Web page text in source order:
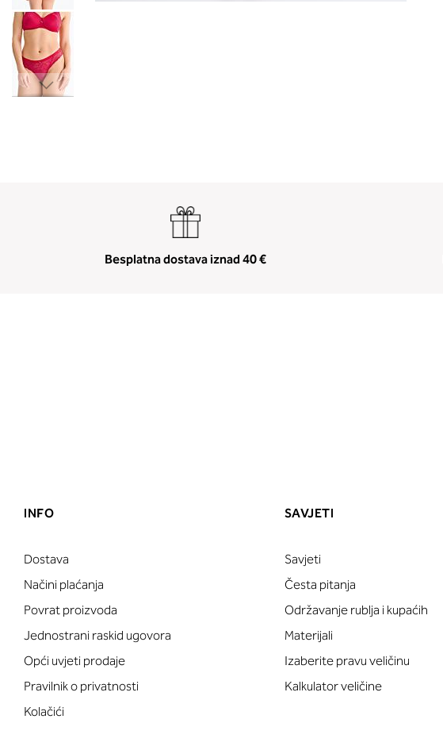
Besplatna dostava iznad 40 €
INFO
Dostava
Načini plaćanja
Povrat proizvoda
Jednostrani raskid ugovora
Opći uvjeti prodaje
Pravilnik o privatnosti
Kolačići
SAVJETI
Savjeti
Česta pitanja
Održavanje rublja i kupaćih
Materijali
Izaberite pravu veličinu
Kalkulator veličine